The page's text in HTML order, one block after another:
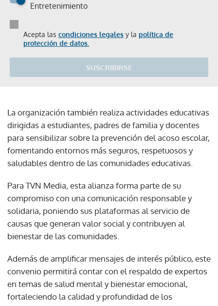
Entretenimiento
Acepta las condiciones legales y la política de
protección de datos.
SUSCRIBIRSE
La organización también realiza actividades educativas
dirigidas a estudiantes, padres de familia y docentes
para sensibilizar sobre la prevención del acoso escolar,
fomentando entornos más seguros, respetuosos y
saludables dentro de las comunidades educativas.
Para TVN Media, esta alianza forma parte de su
compromiso con una comunicación responsable y
solidaria, poniendo sus plataformas al servicio de
causas que generan valor social y contribuyen al
bienestar de las comunidades.
Además de amplificar mensajes de interés público, este
convenio permitirá contar con el respaldo de expertos
en temas de salud mental y bienestar emocional,
fortaleciendo la calidad y profundidad de los